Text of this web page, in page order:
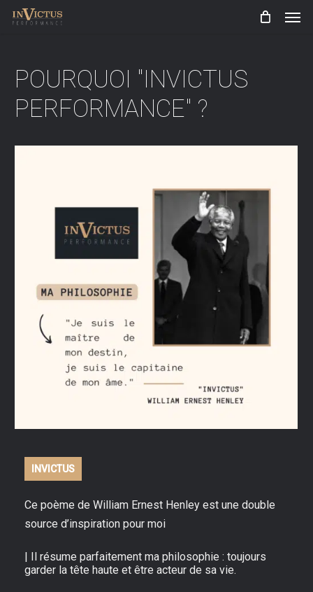
Skip
contentPOURQUOI "INVICTUS
PERFORMANCE" ?
INVICTUS
Ce poème de William Ernest Henley est une double
source d’inspiration pour moi
| Il résume parfaitement ma philosophie : toujours
garder la tête haute et être acteur de sa vie.